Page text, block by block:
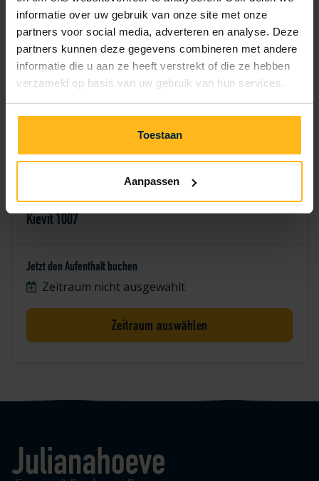
informatie over uw gebruik van onze site met onze
partners voor social media, adverteren en analyse. Deze
partners kunnen deze gegevens combineren met andere
informatie die u aan ze heeft verstrekt of die ze hebben
verzameld op basis van uw gebruik van hun services.
Toestaan
Aanpassen
7 8 9 10 11 12
14 15 16 17 18 19
20
28
29 30
Kievit 1007
Jetzt den Aufenthalt buchen
Zeitraum nicht ausgewählt
Zeitraum auswählen
Logo Julianahoeve